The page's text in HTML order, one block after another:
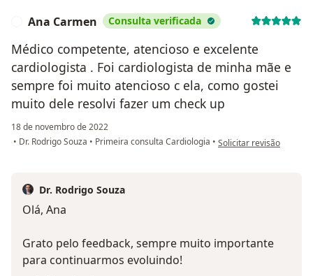
Ana Carmen Consulta verificada
Médico competente, atencioso e excelente
cardiologista . Foi cardiologista de minha mãe e
sempre foi muito atencioso c ela, como gostei
muito dele resolvi fazer um check up
18 de novembro de 2022
• Dr. Rodrigo Souza • Primeira consulta Cardiologia • na opinião do utilizador
Solicitar revisão
Dr. Rodrigo Souza
Olá, Ana
Grato pelo feedback, sempre muito importante
para continuarmos evoluindo!